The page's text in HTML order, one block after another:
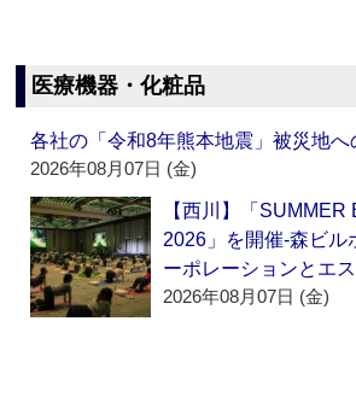
医療機器・化粧品
各社の「令和8年熊本地震」被災地へ
2026年08月07日 (金)
【西川】「
2026」を開催‐森ビル
ーポレーションとエ
2026年08月07日 (金)